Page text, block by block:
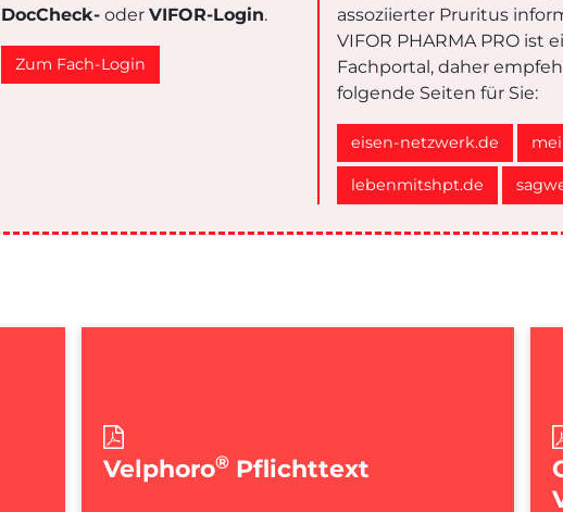
DocCheck-oder VIFOR-Login.
Zum Fach-Login
assoziierter Pruritus
VIFOR PHARMA PRO ist
Fachportal, daher
folgende Seiten für Sie:
eisen-netzwerk.de
lebenmitshpt.de
Velphoro® Pflichttext